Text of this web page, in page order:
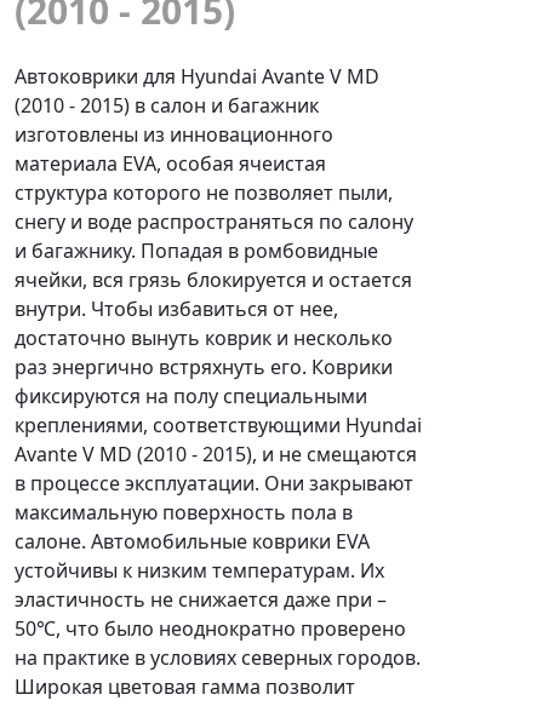
(2010 - 2015)
Автоковрики для Hyundai Avante V MD
(2010 - 2015) в салон и багажник
изготовлены из инновационного
материала EVA, особая ячеистая
структура которого не позволяет пыли,
снегу и воде распространяться по салону
и багажнику. Попадая в ромбовидные
ячейки, вся грязь блокируется и остается
внутри. Чтобы избавиться от нее,
достаточно вынуть коврик и несколько
раз энергично встряхнуть его. Коврики
фиксируются на полу специальными
креплениями, соответствующими Hyundai
Avante V MD (2010 - 2015), и не смещаются
в процессе эксплуатации. Они закрывают
максимальную поверхность пола в
салоне. Автомобильные коврики EVA
устойчивы к низким температурам. Их
эластичность не снижается даже при –
50℃, что было неоднократно проверено
на практике в условиях северных городов.
Широкая цветовая гамма позволит